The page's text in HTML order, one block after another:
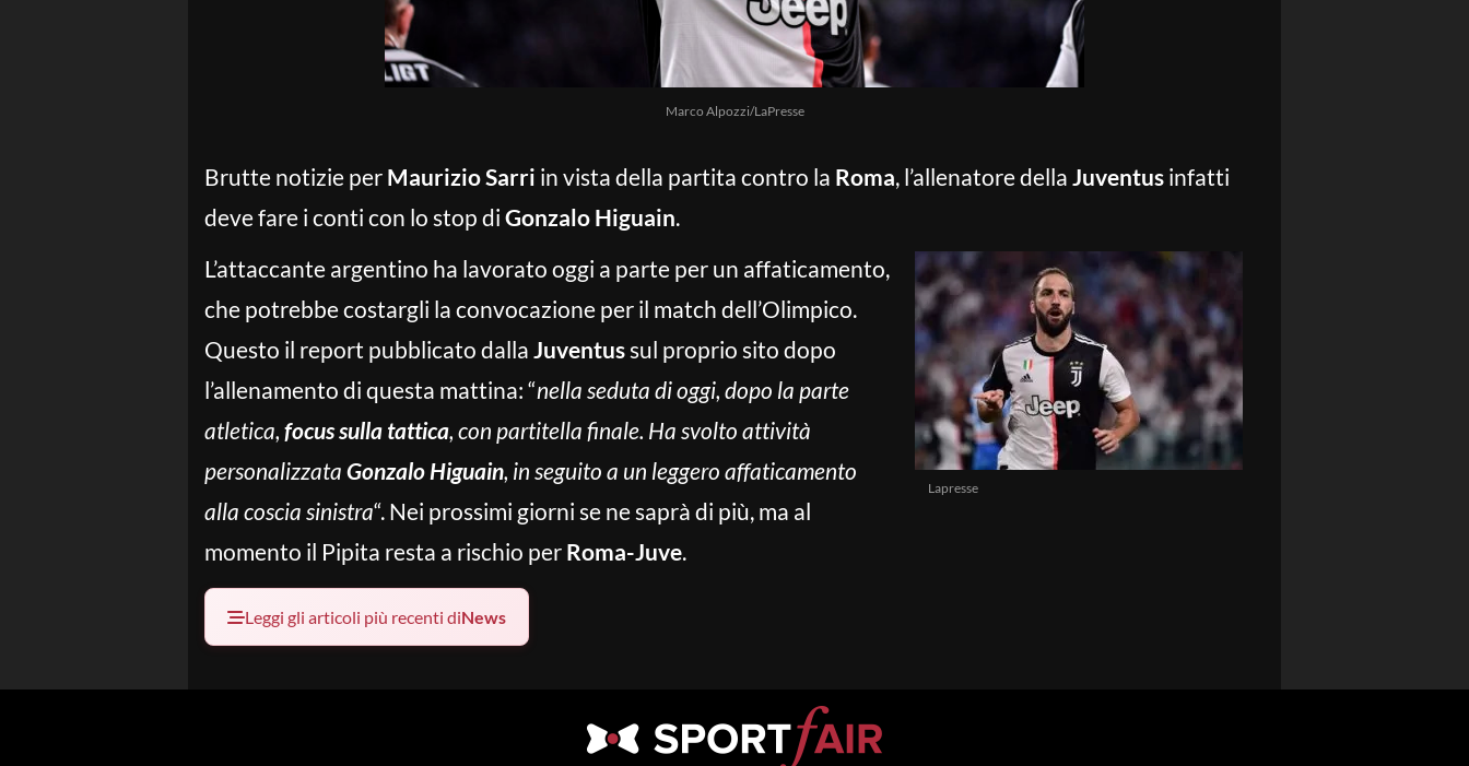
Marco Alpozzi/LaPresse
Brutte notizie per Maurizio Sarri in vista della partita contro la Roma, l’allenatore della Juventus infatti
deve fare i conti con lo stop di Gonzalo Higuain.
Lapresse
L’attaccante argentino ha lavorato oggi a parte per un affaticamento,
che potrebbe costargli la convocazione per il match dell’Olimpico.
Questo il report pubblicato dalla Juventussul proprio sito dopo
l’allenamento di questa mattina: “nella seduta di oggi, dopo la parte
atletica, focus sulla tattica, con partitella finale. Ha svolto attività
personalizzata Gonzalo Higuain, in seguito a un leggero affaticamento
alla coscia sinistra“. Nei prossimi giorni se ne saprà di più, ma al
momento il Pipita resta a rischio per Roma-Juve.
Leggi gli articoli più recenti diNews